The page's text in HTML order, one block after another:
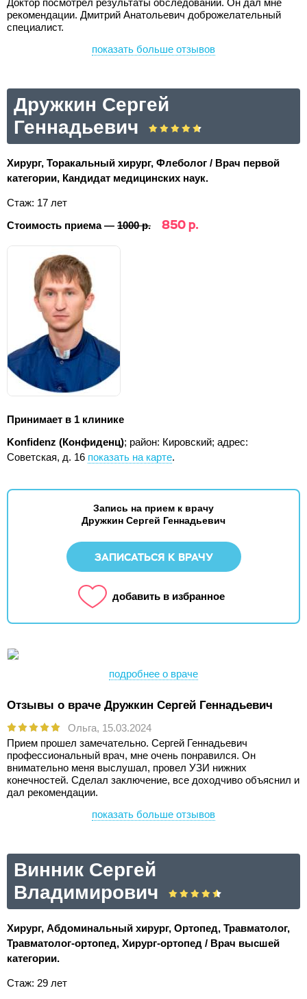
Доктор посмотрел результаты обследований. Он дал мне
рекомендации. Дмитрий Анатольевич доброжелательный
специалист.
показать больше отзывов
Дружкин Сергей
Геннадьевич
Хирург, Торакальный хирург, Флеболог / Врач первой
категории, Кандидат медицинских наук.
Стаж: 17 лет
Стоимость приема — 1000 р. 850 р.
Принимает в 1 клинике
Konfidenz (Конфиденц); район: Кировский; адрес:
Советская, д. 16 показать на карте.
Запись на прием к врачу
Дружкин Сергей Геннадьевич
ЗАПИСАТЬСЯ К ВРАЧУ
добавить в избранное
подробнее о враче
Отзывы о враче Дружкин Сергей Геннадьевич
Ольга, 15.03.2024
Прием прошел замечательно. Сергей Геннадьевич
профессиональный врач, мне очень понравился. Он
внимательно меня выслушал, провел УЗИ нижних
конечностей. Сделал заключение, все доходчиво объяснил и
дал рекомендации.
показать больше отзывов
Винник Сергей
Владимирович
Хирург, Абдоминальный хирург, Ортопед, Травматолог,
Травматолог-ортопед, Хирург-ортопед / Врач высшей
категории.
Стаж: 29 лет